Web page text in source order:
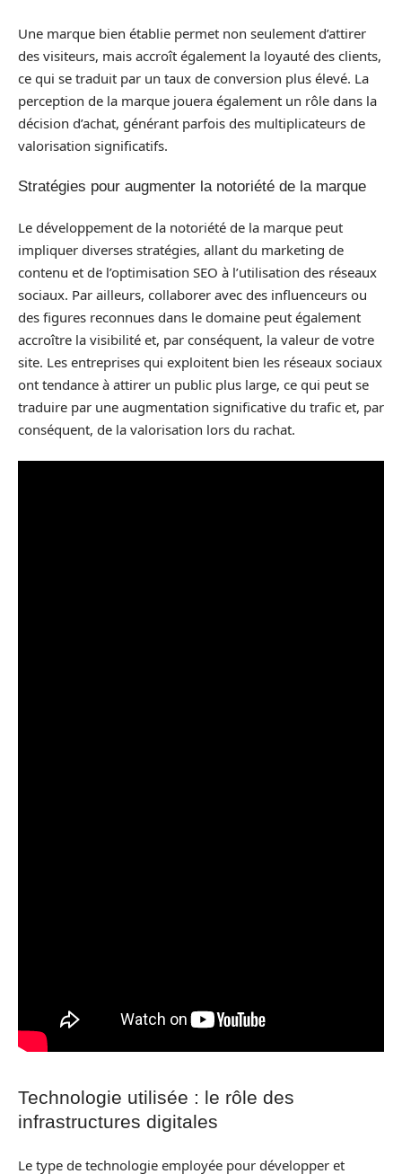
Une marque bien établie permet non seulement d’attirer
des visiteurs, mais accroît également la loyauté des clients,
ce qui se traduit par un taux de conversion plus élevé. La
perception de la marque jouera également un rôle dans la
décision d’achat, générant parfois des multiplicateurs de
valorisation significatifs.
Stratégies pour augmenter la notoriété de la marque
Le développement de la notoriété de la marque peut
impliquer diverses stratégies, allant du marketing de
contenu et de l’optimisation SEO à l’utilisation des réseaux
sociaux. Par ailleurs, collaborer avec des influenceurs ou
des figures reconnues dans le domaine peut également
accroître la visibilité et, par conséquent, la valeur de votre
site. Les entreprises qui exploitent bien les réseaux sociaux
ont tendance à attirer un public plus large, ce qui peut se
traduire par une augmentation significative du trafic et, par
conséquent, de la valorisation lors du rachat.
Technologie utilisée : le rôle des
infrastructures digitales
Le type de technologie employée pour développer et